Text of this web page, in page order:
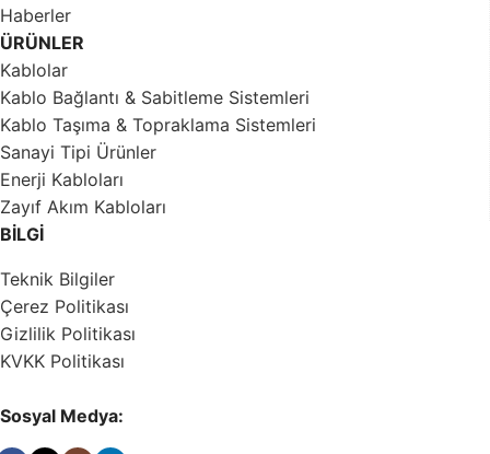
Haberler
ÜRÜNLER
Kablolar
Kablo Bağlantı & Sabitleme Sistemleri
Kablo Taşıma & Topraklama Sistemleri
Sanayi Tipi Ürünler
Enerji Kabloları
Zayıf Akım Kabloları
BİLGİ
Teknik Bilgiler
Çerez Politikası
Gizlilik Politikası
KVKK Politikası
Sosyal Medya: